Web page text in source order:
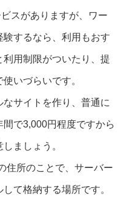
スがありますが、ワー
験するなら、利用もおす
用制限がついたり、提
いづらいです。
サイトを作り、普通に
で3,000円程度ですから
ましょう。
住所のことで、サーバー
て格納する場所です。